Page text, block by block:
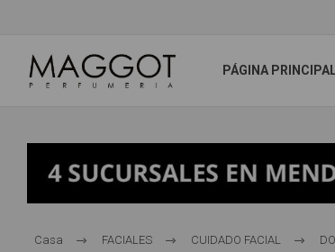
PÁGINA
Casa FACIALES CUIDADO FACIAL